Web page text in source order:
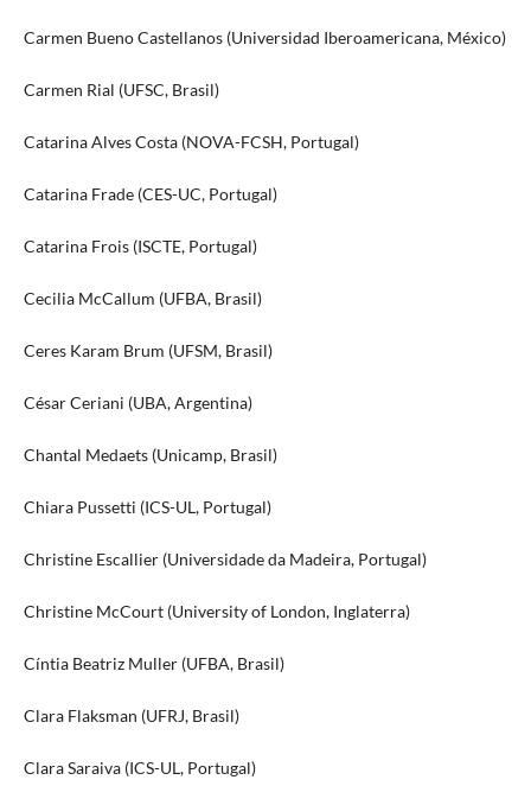
Carmen Bueno Castellanos (Universidad Iberoamericana, México)
Carmen Rial (UFSC, Brasil)
Catarina Alves Costa (NOVA-FCSH, Portugal)
Catarina Frade (CES-UC, Portugal)
Catarina Frois (ISCTE, Portugal)
Cecilia McCallum (UFBA, Brasil)
Ceres Karam Brum (UFSM, Brasil)
César Ceriani (UBA, Argentina)
Chantal Medaets (Unicamp, Brasil)
Chiara Pussetti (ICS-UL, Portugal)
Christine Escallier (Universidade da Madeira, Portugal)
Christine McCourt (University of London, Inglaterra)
Cíntia Beatriz Muller (UFBA, Brasil)
Clara Flaksman (UFRJ, Brasil)
Clara Saraiva (ICS-UL, Portugal)